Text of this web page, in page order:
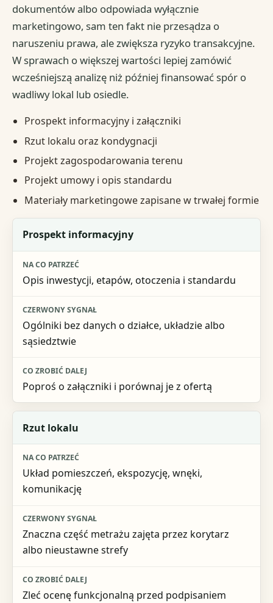
dokumentów albo odpowiada wyłącznie
marketingowo, sam ten fakt nie przesądza o
naruszeniu prawa, ale zwiększa ryzyko transakcyjne.
W sprawach o większej wartości lepiej zamówić
wcześniejszą analizę niż później finansować spór o
wadliwy lokal lub osiedle.
Prospekt informacyjny i załączniki
Rzut lokalu oraz kondygnacji
Projekt zagospodarowania terenu
Projekt umowy i opis standardu
Materiały marketingowe zapisane w trwałej formie
Dokument
Na co patrzeć
Czerwony sygnał
Prospekt informacyjny
Opis inwestycji, etapów, otoczenia i standardu
Ogólniki bez danych o działce, układzie albo
sąsiedztwie
Poproś o załączniki i porównaj je z ofertą
Rzut lokalu
Układ pomieszczeń, ekspozycję, wnęki,
komunikację
Znaczna część metrażu zajęta przez korytarz
albo nieustawne strefy
Zleć ocenę funkcjonalną przed podpisaniem